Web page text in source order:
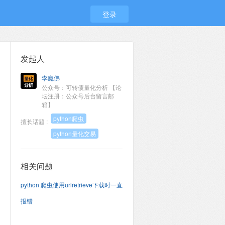
登录
发起人
李魔佛
公众号：可转债量化分析 【论
坛注册：公众号后台留言邮
箱】
擅长话题 :
python爬虫
python量化交易
相关问题
python 爬虫使用urlretrieve下载时一直
报错